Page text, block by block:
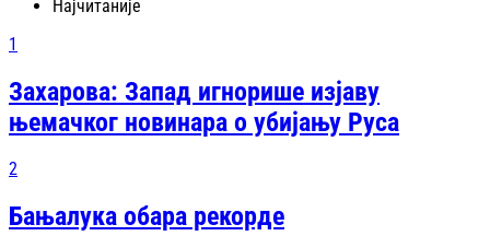
Најчитаније
1
Захарова: Запад игнорише изјаву
њемачког новинара о убијању Руса
2
Бањалука обара рекорде